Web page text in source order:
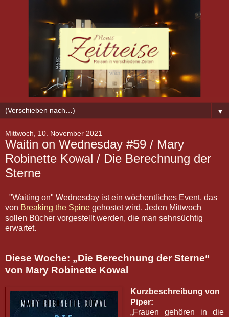
▼
Mittwoch, 10. November 2021
Waitin on Wednesday #59 / Mary
Robinette Kowal / Die Berechnung der
Sterne
"Waiting on" Wednesday ist ein wöchentliches Event, das
von Breaking the Spine gehostet wird. Jeden Mittwoch
sollen Bücher vorgestellt werden, die man sehnsüchtig
erwartet.
Diese Woche: „Die Berechnung der Sterne“
von Mary Robinette Kowal
Kurzbeschreibung von
Piper:
„Frauen gehören in die